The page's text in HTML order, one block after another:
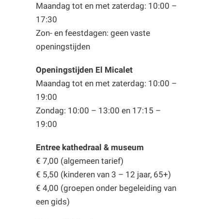
Maandag tot en met zaterdag: 10:00 –
17:30
Zon- en feestdagen: geen vaste
openingstijden
Openingstijden El Micalet
Maandag tot en met zaterdag: 10:00 –
19:00
Zondag: 10:00 – 13:00 en 17:15 –
19:00
Entree kathedraal & museum
€ 7,00 (algemeen tarief)
€ 5,50 (kinderen van 3 – 12 jaar, 65+)
€ 4,00 (groepen onder begeleiding van
een gids)